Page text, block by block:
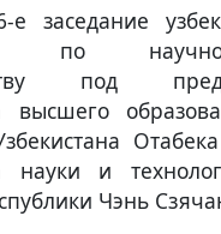
е заседание
по научно-
под
высшего
науки и
Чэнь